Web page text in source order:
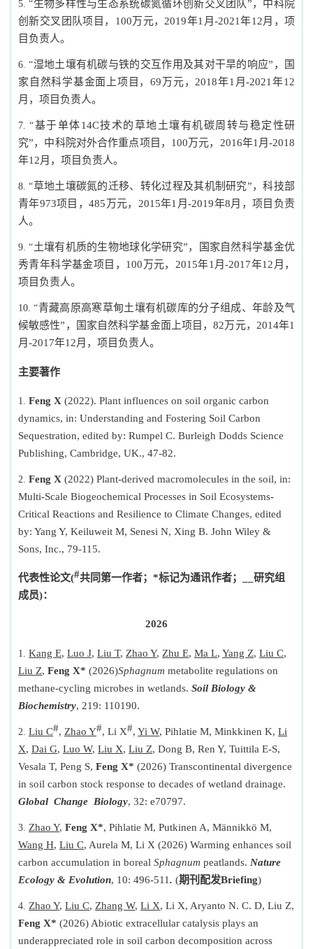
“生物多样性与生态系统碳氮循环创新交叉团队”，中科院
创新交叉团队项目， 100万元， 2019年1 月-2021年12月，项
目负责人。
“湿地土壤有机碳与铁的交互作用及其对干旱的响应”，国
家自然科学基金面上项目，69万元， 2018年1 月-2021 年12
月，项目负责人。
“基于单体14C技术的草地土壤有机碳周转与稳定性研
究”，中科院对外合作重点项目， 100万元， 2016年1 月-2018
年12月，项目负责人。
“草地土壤碳氮的迁移、转化过程及其机制研究”，科技部
青年973项目，485万元， 2015年1 月-2019年8月，项目负责
人。
“土壤有机质的生物地球化学研究”，国家自然科学基金优
秀青年科学基金项目， 100万元， 2015年1 月-2017年12 月，
项目负责人。
“青藏高原高寒草甸土壤有机碳库的分子组成、年龄及气
候敏感性”，国家自然科学基金面上项目，82万元， 2014年1
月-2017年12月，项目负责人。
主要著作
Feng X (2022). Plant influences on soil organic carbon
dynamics, in: Understanding and Fostering Soil Carbon
Sequestration, edited by: Rumpel C. Burleigh Dodds Science
Publishing, Cambridge, UK., 47-82.
Feng X (2022) Plant-derived macromolecules in the soil, in:
Multi-Scale Biogeochemical Processes in Soil Ecosystems-
Critical Reactions and Resilience to Climate Changes, edited
by: Yang Y, Keiluweit M, Senesi N, Xing B. John Wiley &
Sons, Inc., 79-115.
代表性论文(#共同第一作者； *标记为通讯作者；
研究组
成员)：
2026
Kang E, Luo J, Liu T, Zhao Y, Zhu E, Ma L, Yang Z, Liu C,
Liu Z, Feng X* (2026)Sphagnum metabolite regulations on
methane-cycling microbes in wetlands. Soil Biology &
Biochemistry, 219: 110190.
Liu C#, Zhao Y#, Li X#, Yi W, Pihlatie M, Minkkinen K, Li
X, Dai G, Luo W, Liu X, Liu Z, Dong B, Ren Y, Tuittila E-S,
Vesala T, Peng S, Feng X* (2026) Transcontinental divergence
in soil carbon stock response to decades of wetland drainage.
Global Change Biology, 32: e70797.
Zhao Y, Feng X*, Pihlatie M, Putkinen A, Männikkö M,
Wang H, Liu C, Aurela M, Li X (2026) Warming enhances soil
carbon accumulation in boreal Sphagnum peatlands. Nature
Ecology & Evolution, 10: 496-511. (期刊配发Briefing)
Zhao Y, Liu C, Zhang W, Li X, Li X, Aryanto N. C. D, Liu Z,
Feng X* (2026) Abiotic extracellular catalysis plays an
underappreciated role in soil carbon decomposition across